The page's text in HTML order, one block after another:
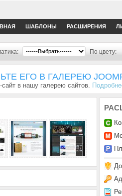
ШАБЛОНЫ РАСШИРЕНИЯ
По цвету:
ЕГО В ГАЛЕРЕЮ
в нашу галерею сайтов.